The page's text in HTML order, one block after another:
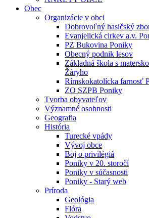
Obec
Organizácie v obci
Dobrovoľný hasičský
Evanjelická cirkev a.v.
PZ Bukovina Poniky
Obecný podnik lesov
Základná škola s
Žáryho
Rímskokatolícka farnosť
ZO SZPB Poniky
Tvorba obyvateľov
Významné osobnosti
Geografia
História
Turecké vpády
Vývoj obce
Boj o privilégiá
Poniky v 20. storočí
Poniky v súčasnosti
Poniky - Starý web
Príroda
Geológia
Flóra